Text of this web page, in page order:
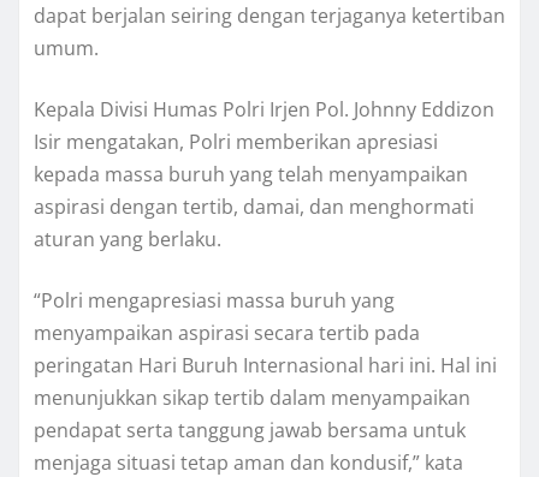
dapat berjalan seiring dengan terjaganya ketertiban
umum.
Kepala Divisi Humas Polri Irjen Pol. Johnny Eddizon
Isir mengatakan, Polri memberikan apresiasi
kepada massa buruh yang telah menyampaikan
aspirasi dengan tertib, damai, dan menghormati
aturan yang berlaku.
“Polri mengapresiasi massa buruh yang
menyampaikan aspirasi secara tertib pada
peringatan Hari Buruh Internasional hari ini. Hal ini
menunjukkan sikap tertib dalam menyampaikan
pendapat serta tanggung jawab bersama untuk
menjaga situasi tetap aman dan kondusif,” kata